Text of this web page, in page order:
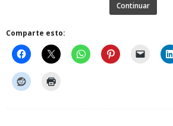
Continuar
Comparte esto: